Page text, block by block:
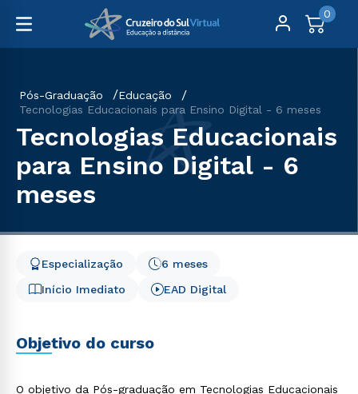
0
Pós-Graduação
Educação
Tecnologias Educacionais para Ensino Digital - 6 meses
Tecnologias Educacionais
para Ensino Digital - 6
meses
Início Imediato
6 meses
Especialização
EAD Digital
Objetivo do curso
O objetivo da Pós-graduação em Tecnologias Educacionais